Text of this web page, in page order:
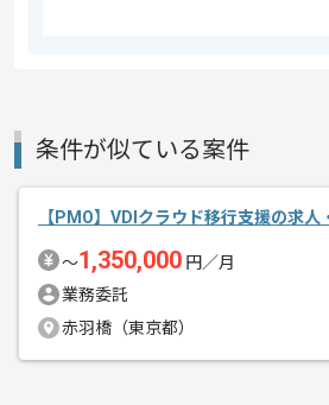
メント
PMOの経験
ご経験と実
条件が似ている案件
【PMO】VDIクラウド移行支援の求人
〜1,350,000 円／月
業務委託
赤羽橋（東京都）